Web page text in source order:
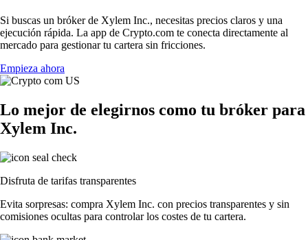
Si buscas un bróker de Xylem Inc., necesitas precios claros y una
ejecución rápida. La app de Crypto.com te conecta directamente al
mercado para gestionar tu cartera sin fricciones.
Empieza ahora
Lo mejor de elegirnos como tu bróker para
Xylem Inc.
Disfruta de tarifas transparentes
Evita sorpresas: compra Xylem Inc. con precios transparentes y sin
comisiones ocultas para controlar los costes de tu cartera.